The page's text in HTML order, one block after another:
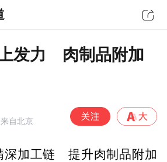
发力 肉制品附加
来自北京
深加工链 提升肉制品附加